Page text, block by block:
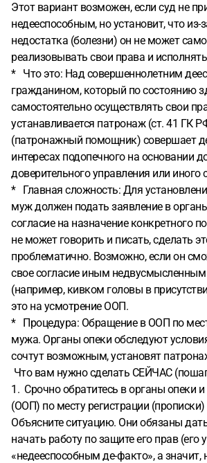
Этот вариант возможен, если суд не
недееспособным, но установит, что из-
недостатка (болезни) он не может
реализовывать свои права и
* Что это: Над совершеннолетним
гражданином, который по состоянию
самостоятельно осуществлять свои
устанавливается патронаж (ст. 41 ГК
(патронажный помощник) совершает
интересах подопечного на основании
доверительного управления или иного
* Главная сложность: Для
муж должен подать заявление в
согласие на назначение конкретного
не может говорить и писать, сделать
проблематично. Возможно, если он
свое согласие иным
(например, кивком головы в
это на усмотрение ООП.
* Процедура: Обращение в ООП по
мужа. Органы опеки обследуют
сочтут возможным, установят
Что вам нужно сделать СЕЙЧАС
1. Срочно обратитесь в органы опеки и
(ООП) по месту регистрации
Объясните ситуацию. Они обязаны
начать работу по защите его прав
«недееспособным де-факто», а